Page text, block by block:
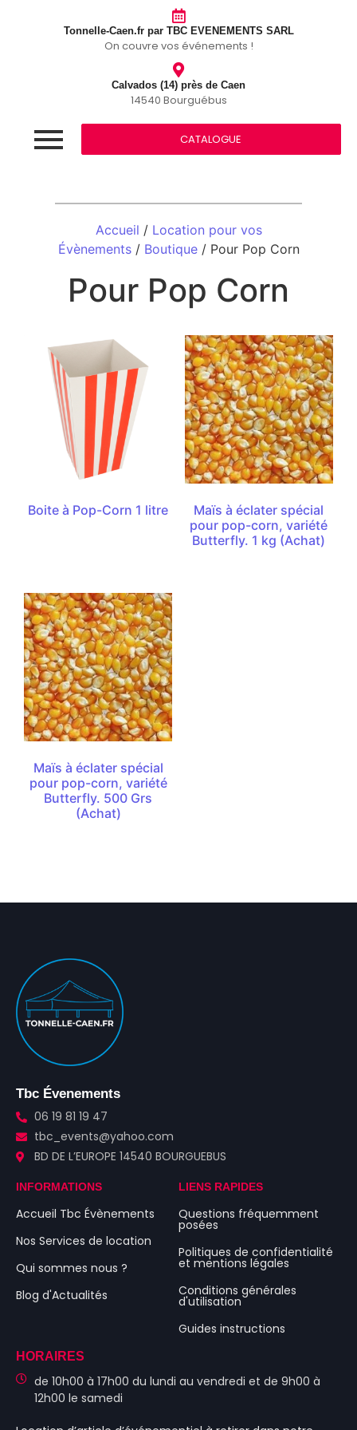
Tonnelle-Caen.fr par TBC EVENEMENTS SARL
On couvre vos événements !
Calvados (14) près de Caen
14540 Bourguébus
CATALOGUE
Accueil / Location pour vos
Évènements/ Boutique/ Pour Pop Corn
Pour Pop Corn
Boite à Pop-Corn 1 litre
Maïs à éclater spécial
pour pop-corn, variété
Butterfly. 1 kg (Achat)
Maïs à éclater spécial
pour pop-corn, variété
Butterfly. 500 Grs
(Achat)
Tbc Évenements
06 19 81 19 47
tbc_events@yahoo.com
BD DE L’EUROPE 14540 BOURGUEBUS
INFORMATIONS
Accueil Tbc Évènements
Nos Services de location
Qui sommes nous ?
Blog d'Actualités
LIENS RAPIDES
Questions fréquemment
posées
Politiques de confidentialité
et mentions légales
Conditions générales
d'utilisation
Guides instructions
HORAIRES
de 10h00 à 17h00 du lundi au vendredi et de 9h00 à
12h00 le samedi